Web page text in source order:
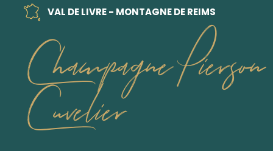
VAL DE LIVRE - MONTAGNE DE REIMS
Champagne Pierson
Cuvelier